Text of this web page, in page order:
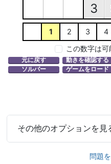
3
1 2 3 4
この数字は可
その他のオプションを見
問題